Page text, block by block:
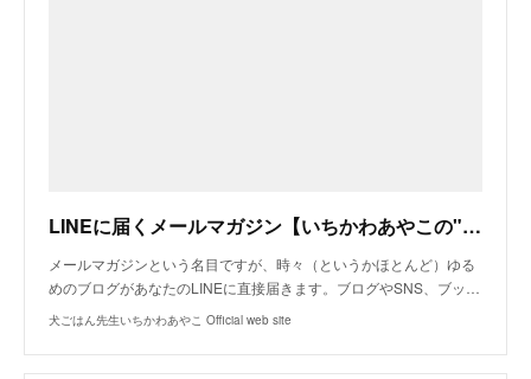
LINEに届くメールマガジン【いちかわあやこの"犬ごはんのある暮らし"】
メールマガジンという名目ですが、時々（というかほとんど）ゆる
めのブログがあなたのLINEに直接届きます。ブログやSNS、ブッ…
犬ごはん先生いちかわあやこ Official web site